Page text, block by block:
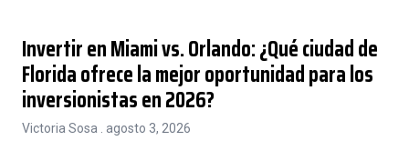
Invertir en Miami vs. Orlando: ¿Qué ciudad de
Florida ofrece la mejor oportunidad para los
inversionistas en 2026?
Victoria Sosa agosto 3, 2026